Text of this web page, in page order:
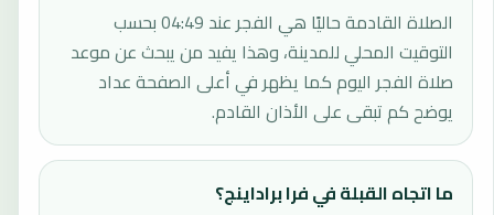
الصلاة القادمة حاليًا هي الفجر عند 04:49 بحسب
التوقيت المحلي للمدينة، وهذا يفيد من يبحث عن موعد
صلاة الفجر اليوم كما يظهر في أعلى الصفحة عداد
يوضح كم تبقى على الأذان القادم.
ما اتجاه القبلة في فرا براداينج؟